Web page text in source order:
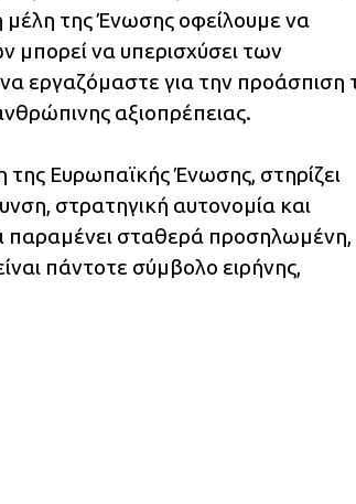
μέλη της Ένωσης οφείλουμε να
μπορεί να υπερισχύσει των
εργαζόμαστε για την προάσπιση
αξιοπρέπειας.
Ευρωπαϊκής Ένωσης, στηρίζει
στρατηγική αυτονομία και
παραμένει σταθερά προσηλωμένη,
πάντοτε σύμβολο ειρήνης,